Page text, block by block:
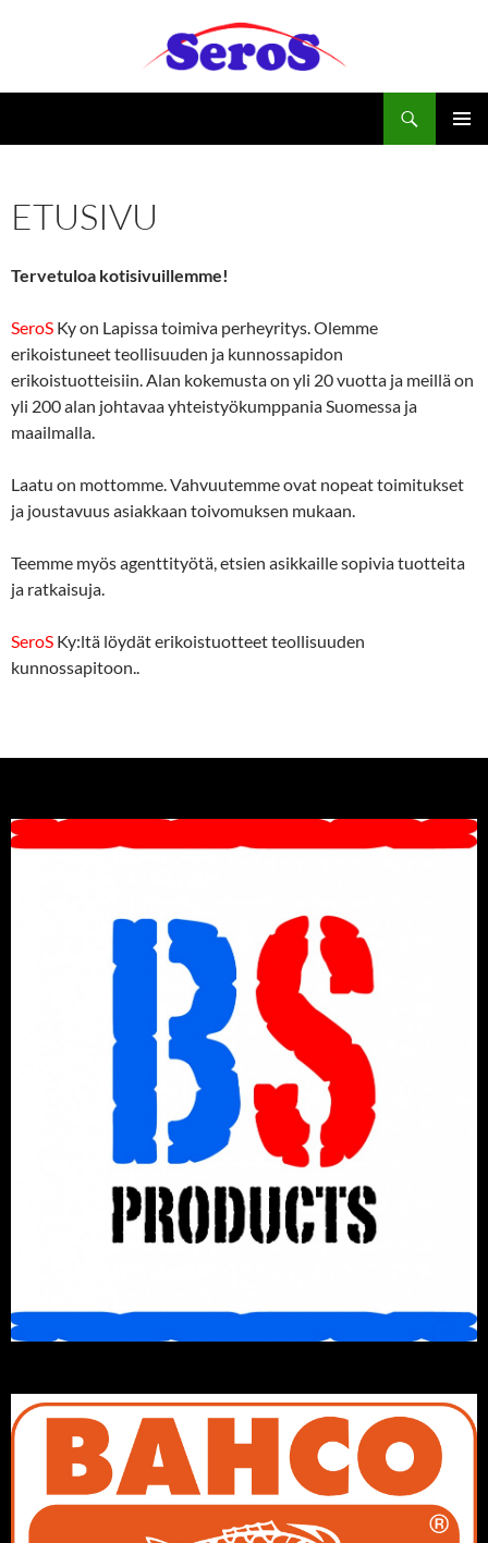
ETUSIVU
Tervetuloa kotisivuillemme!
SeroS Ky on Lapissa toimiva perheyritys. Olemme
erikoistuneet teollisuuden ja kunnossapidon
erikoistuotteisiin. Alan kokemusta on yli 20 vuotta ja meillä on
yli 200 alan johtavaa yhteistyökumppania Suomessa ja
maailmalla.
Laatu on mottomme. Vahvuutemme ovat nopeat toimitukset
ja joustavuus asiakkaan toivomuksen mukaan.
Teemme myös agenttityötä, etsien asikkaille sopivia tuotteita
ja ratkaisuja.
SeroS Ky:ltä löydät erikoistuotteet teollisuuden
kunnossapitoon..